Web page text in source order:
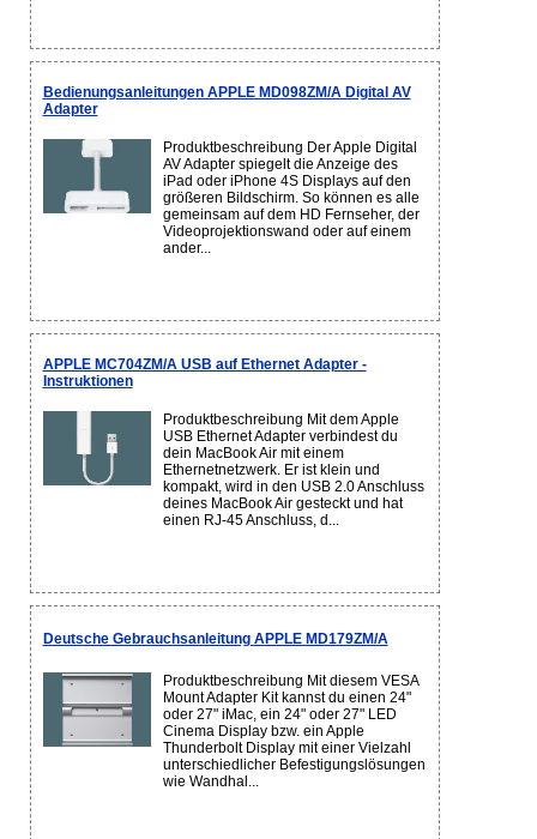
Bedienungsanleitungen APPLE MD098ZM/A Digital AV
Adapter
Produktbeschreibung Der Apple Digital
AV Adapter spiegelt die Anzeige des
iPad oder iPhone 4S Displays auf den
größeren Bildschirm. So können es alle
gemeinsam auf dem HD Fernseher, der
Videoprojektionswand oder auf einem
ander...
APPLE MC704ZM/A USB auf Ethernet Adapter -
Instruktionen
Produktbeschreibung Mit dem Apple
USB Ethernet Adapter verbindest du
dein MacBook Air mit einem
Ethernetnetzwerk. Er ist klein und
kompakt, wird in den USB 2.0 Anschluss
deines MacBook Air gesteckt und hat
einen RJ-45 Anschluss, d...
Deutsche Gebrauchsanleitung APPLE MD179ZM/A
Produktbeschreibung Mit diesem VESA
Mount Adapter Kit kannst du einen 24"
oder 27" iMac, ein 24" oder 27" LED
Cinema Display bzw. ein Apple
Thunderbolt Display mit einer Vielzahl
unterschiedlicher Befestigungslösungen
wie Wandhal...